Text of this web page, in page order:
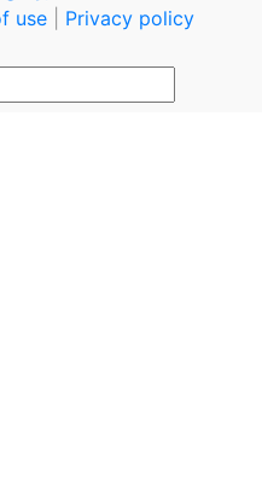
use Privacy policy